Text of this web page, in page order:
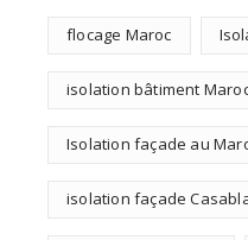
flocage Maroc
isolation bâtiment
Isolation façade au
isolation façade